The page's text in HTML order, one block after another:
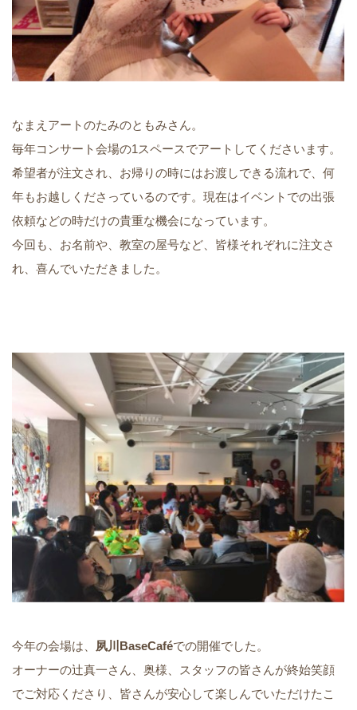
なまえアートのたみのともみさん。
毎年コンサート会場の1スペースでアートしてくださいます。
希望者が注文され、お帰りの時にはお渡しできる流れで、何
年もお越しくださっているのです。現在はイベントでの出張
依頼などの時だけの貴重な機会になっています。
今回も、お名前や、教室の屋号など、皆様それぞれに注文さ
れ、喜んでいただきました。
今年の会場は、 夙川BaseCaféでの開催でした。
オーナーの辻真一さん、奥様、スタッフの皆さんが終始笑顔
でご対応くださり、皆さんが安心して楽しんでいただけたこ